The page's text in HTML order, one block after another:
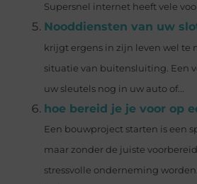
Supersnel internet heeft vele
Nooddiensten van uw
krijgt ergens in zijn leven wel te
situatie van buitensluiting. Een
uw sleutels nog in uw auto of...
hoe bereid je je voor op
Een bouwproject starten is een
maar zonder de juiste
stressvolle onderneming